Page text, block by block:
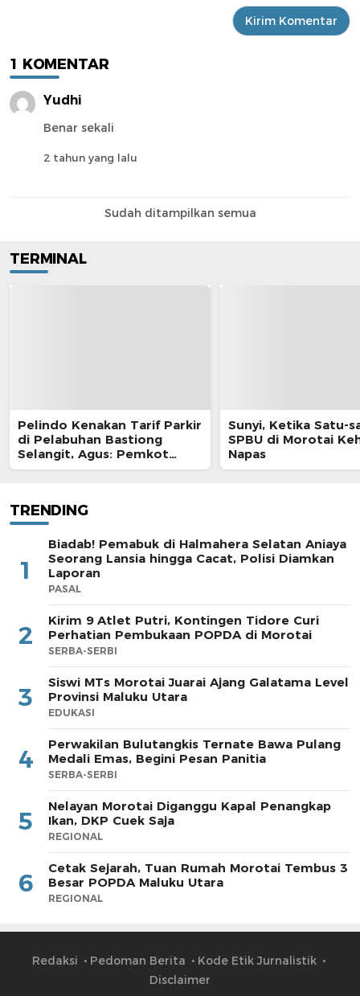
1 KOMENTAR
Yudhi
Benar sekali
2 tahun yang lalu
Sudah ditampilkan semua
TERMINAL
Pelindo Kenakan Tarif Parkir
di Pelabuhan Bastiong
Selangit, Agus: Pemkot
Harus Ambil Alih
Sunyi, Ketika Satu-
SPBU di Morotai
Napas
TRENDING
1
Biadab! Pemabuk di Halmahera Selatan Aniaya
Seorang Lansia hingga Cacat, Polisi Diamkan
Laporan
PASAL
2
Kirim 9 Atlet Putri, Kontingen Tidore Curi
Perhatian Pembukaan POPDA di Morotai
SERBA-SERBI
3
Siswi MTs Morotai Juarai Ajang Galatama Level
Provinsi Maluku Utara
EDUKASI
4
Perwakilan Bulutangkis Ternate Bawa Pulang
Medali Emas, Begini Pesan Panitia
SERBA-SERBI
5
Nelayan Morotai Diganggu Kapal Penangkap
Ikan, DKP Cuek Saja
REGIONAL
6
Cetak Sejarah, Tuan Rumah Morotai Tembus 3
Besar POPDA Maluku Utara
REGIONAL
Redaksi Pedoman Berita
Kode Etik Jurnalistik
Disclaimer